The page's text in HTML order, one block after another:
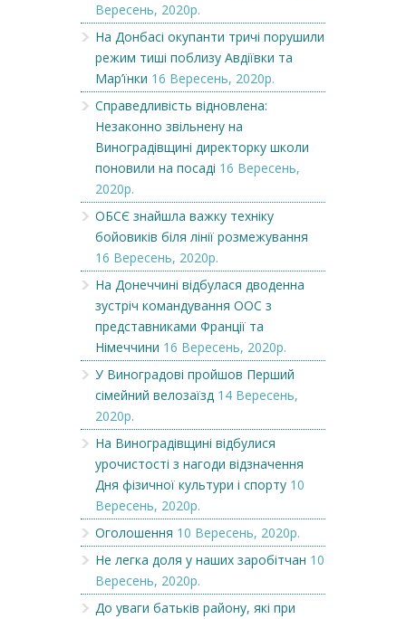
Вересень, 2020р.
На Донбасі окупанти тричі порушили
режим тиші поблизу Авдіївки та
Мар’їнки 16 Вересень, 2020р.
Справедливість відновлена:
Незаконно звільнену на
Виноградівщині директорку школи
поновили на посаді 16 Вересень,
2020р.
ОБСЄ знайшла важку техніку
бойовиків біля лінії розмежування
16 Вересень, 2020р.
На Донеччині відбулася дводенна
зустріч командування ООС з
представниками Франції та
Німеччини 16 Вересень, 2020р.
У Виноградові пройшов Перший
сімейний велозаїзд 14 Вересень,
2020р.
На Виноградівщині відбулися
урочистості з нагоди відзначення
Дня фізичної культури і спорту 10
Вересень, 2020р.
Оголошення 10 Вересень, 2020р.
Не легка доля у наших заробітчан 10
Вересень, 2020р.
До уваги батьків району, які при